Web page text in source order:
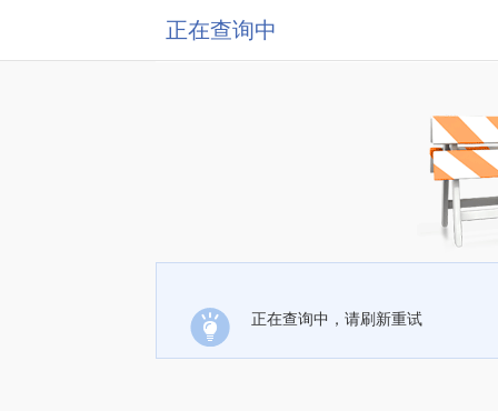
正在查询中
正在查询中，请刷新重试